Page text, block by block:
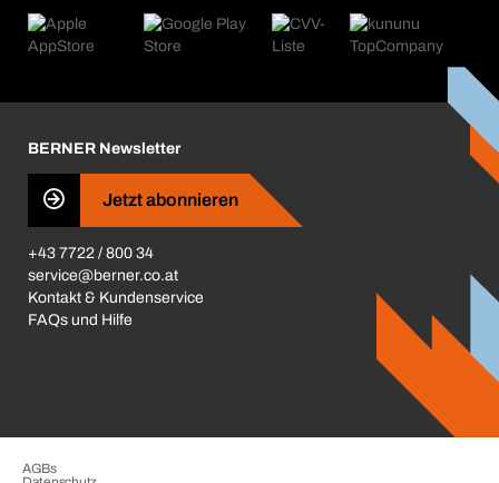
Produktfinder
Kataloge & Broschüren
Was uns antreibt
Presse
Business Conduct
BERNER Newsletter
Jetzt abonnieren
+43 7722 / 800 34
service@berner.co.at
Kontakt & Kundenservice
FAQs und Hilfe
AGBs